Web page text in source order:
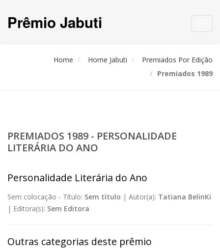
Prêmio Jabuti
Home Home Jabuti
Premiados Por Edição
Premiados 1989
PREMIADOS 1989 - PERSONALIDADE
LITERÁRIA DO ANO
Personalidade Literária do Ano
Sem colocação - Título: Sem título | Autor(a): Tatiana BelinKi
| Editora(s): Sem Editora
Outras categorias deste prêmio